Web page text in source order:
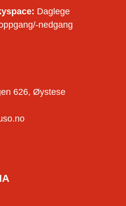
Daglege
nedgang
626, Øystese